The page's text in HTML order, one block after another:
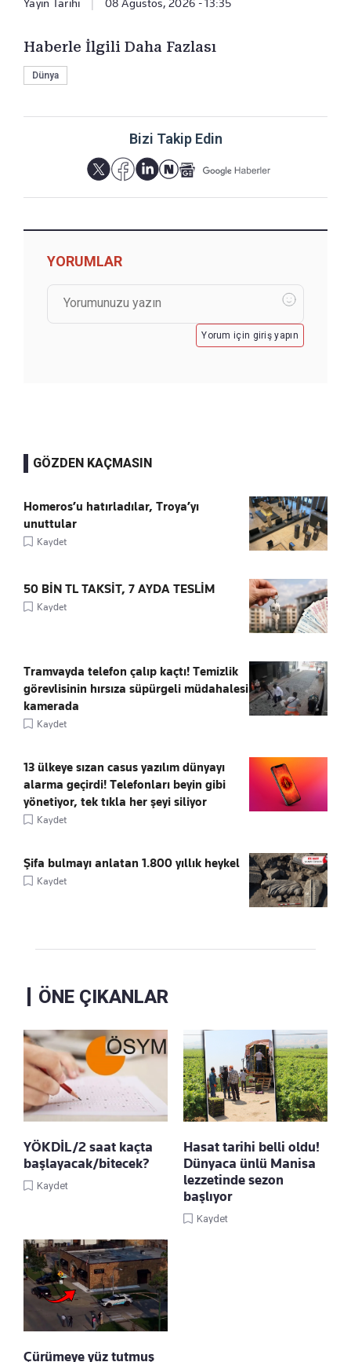
Yayın Tarihi 08 Ağustos, 2026 - 13:35
Haberle İlgili Daha Fazlası
Dünya
Bizi Takip Edin
YORUMLAR
Yorum için giriş yapın
GÖZDEN KAÇMASIN
Homeros’u hatırladılar, Troya’yı
unuttular
Kaydet
50 BİN TL TAKSİT, 7 AYDA TESLİM
Kaydet
Tramvayda telefon çalıp kaçtı! Temizlik
görevlisinin hırsıza süpürgeli müdahalesi
kamerada
Kaydet
13 ülkeye sızan casus yazılım dünyayı
alarma geçirdi! Telefonları beyin gibi
yönetiyor, tek tıkla her şeyi siliyor
Kaydet
Şifa bulmayı anlatan 1.800 yıllık heykel
Kaydet
ÖNE ÇIKANLAR
YÖKDİL/2 saat kaçta
başlayacak/bitecek?
Kaydet
Hasat tarihi belli oldu!
Dünyaca ünlü Manisa
lezzetinde sezon
başlıyor
Kaydet
Çürümeye yüz tutmuş